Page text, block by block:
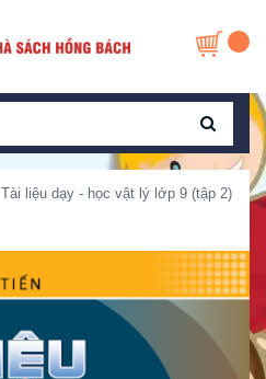
Tài liệu dạy - học vật lý lớp 9 (tập 2)